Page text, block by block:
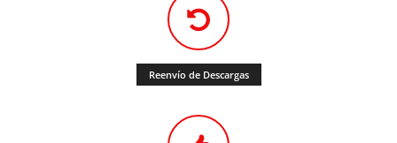
Reenvío de Descargas